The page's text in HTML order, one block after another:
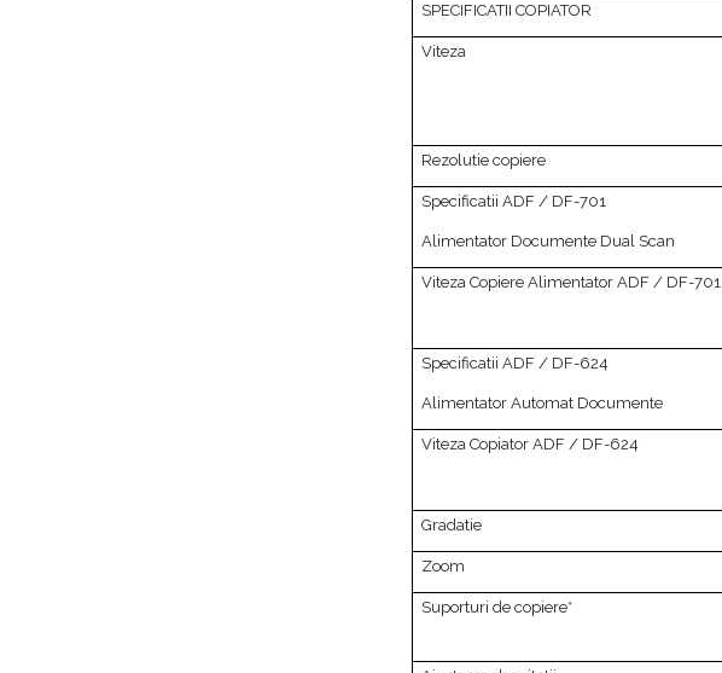
SPECIFICATII COPIATOR
Viteza
Rezolutie copiere
Specificatii ADF / DF-701
Alimentator Documente Dual Scan
Viteza Copiere Alimentator ADF / DF-701
Specificatii ADF / DF-624
Alimentator Automat Documente
Viteza Copiator ADF / DF-624
Gradatie
Zoom
Suporturi de copiere*